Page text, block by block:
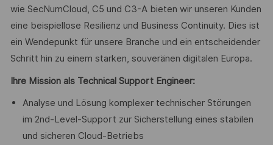
wie SecNumCloud, C5 und C3-A bieten wir unseren Kunden
eine beispiellose Resilienz und Business Continuity. Dies ist
ein Wendepunkt für unsere Branche und ein entscheidender
Schritt hin zu einem starken, souveränen digitalen Europa.
Ihre Mission als Technical Support Engineer:
Analyse und Lösung komplexer technischer Störungen
im 2nd-Level-Support zur Sicherstellung eines stabilen
und sicheren Cloud-Betriebs